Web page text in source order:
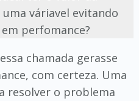
váriavel evitando
perfomance?
chamada gerasse
com certeza. Uma
resolver o problema